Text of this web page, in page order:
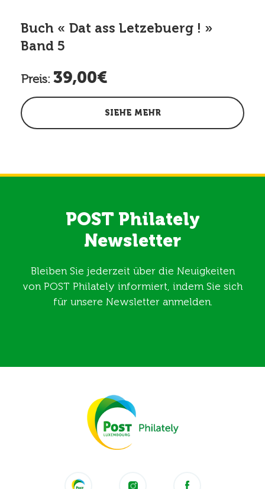
Buch « Dat ass Letzebuerg ! »
Band 5
Preis: 39,00€
SIEHE MEHR
POST Philately
Newsletter
Bleiben Sie jederzeit über die Neuigkeiten
von POST Philately informiert, indem Sie sich
für unsere Newsletter anmelden.